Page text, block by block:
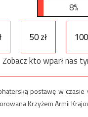
8%
50 zł
Zobacz kto wparł nas
postawę w
Krzyżem Armii